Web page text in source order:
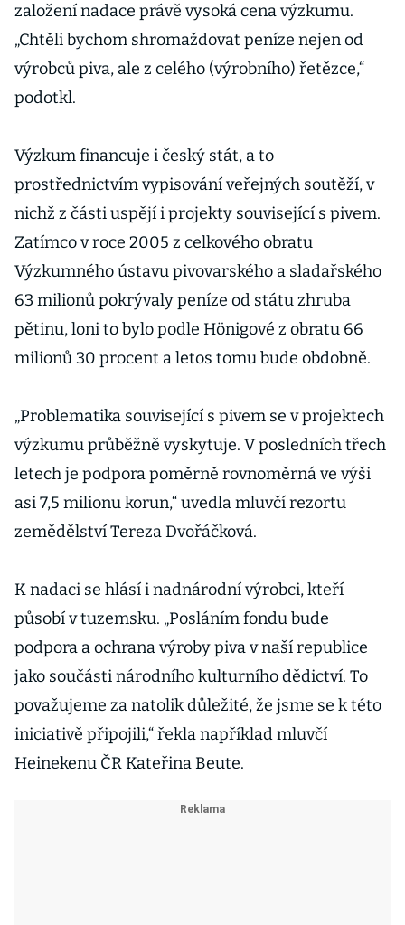
založení nadace právě vysoká cena výzkumu.
„Chtěli bychom shromaždovat peníze nejen od
výrobců piva, ale z celého (výrobního) řetězce,“
podotkl.
Výzkum financuje i český stát, a to
prostřednictvím vypisování veřejných soutěží, v
nichž z části uspějí i projekty související s pivem.
Zatímco v roce 2005 z celkového obratu
Výzkumného ústavu pivovarského a sladařského
63 milionů pokrývaly peníze od státu zhruba
pětinu, loni to bylo podle Hönigové z obratu 66
milionů 30 procent a letos tomu bude obdobně.
„Problematika související s pivem se v projektech
výzkumu průběžně vyskytuje. V posledních třech
letech je podpora poměrně rovnoměrná ve výši
asi 7,5 milionu korun,“ uvedla mluvčí rezortu
zemědělství Tereza Dvořáčková.
K nadaci se hlásí i nadnárodní výrobci, kteří
působí v tuzemsku. „Posláním fondu bude
podpora a ochrana výroby piva v naší republice
jako součásti národního kulturního dědictví. To
považujeme za natolik důležité, že jsme se k této
iniciativě připojili,“ řekla například mluvčí
Heinekenu ČR Kateřina Beute.